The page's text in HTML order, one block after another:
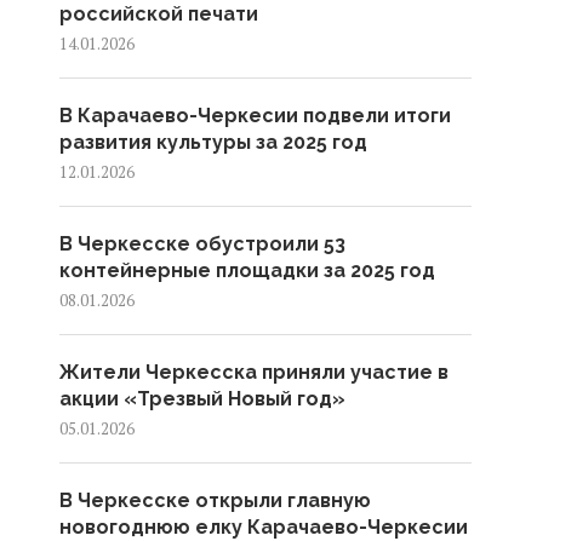
российской печати
14.01.2026
В Карачаево-Черкесии подвели итоги
развития культуры за 2025 год
12.01.2026
В Черкесске обустроили 53
контейнерные площадки за 2025 год
08.01.2026
Жители Черкесска приняли участие в
акции «Трезвый Новый год»
05.01.2026
В Черкесске открыли главную
новогоднюю елку Карачаево-Черкесии